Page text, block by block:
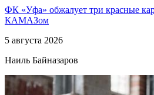
ФК «Уфа» обжалует три красные
КАМАЗом
5 августа 2026
Наиль Байназаров